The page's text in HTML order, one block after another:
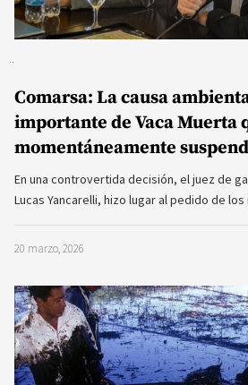
Comarsa: La causa
importante de Vaca Muerta
momentáneamente
En una controvertida decisión, el juez de
Lucas Yancarelli, hizo lugar al pedido de
20 marzo, 2026